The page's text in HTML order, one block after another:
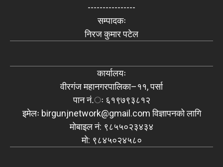
----------------
सम्पादकः
निरज कुमार पटेल
कार्यालयः
वीरगंज महानगरपालिका–११, पर्सा
पान नं.ः ६१९७९३८१२
इमेलः birgunjnetwork@gmail.comविज्ञापनको लागि
मोबाइल नं: ९८५५०२३४३४
मो: ९८४५०२४५८०